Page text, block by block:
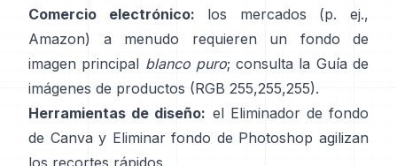
Comercio electrónico: los mercados (p. ej.,
Amazon) a menudo requieren un fondo de
imagen principal blanco puro; consulta la Guía de
imágenes de productos (RGB 255,255,255).
Herramientas de diseño: el Eliminador de fondo
de Canva y Eliminar fondo de Photoshop agilizan
los recortes rápidos.